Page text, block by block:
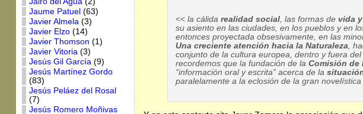
Jaume Patuel (63)
Javier Almela(3)
Javier Elzo(14)
Javier Thomson (1)
Javier Vitoria(3)
Jesús Gil García(9)
Jesús Martínez Gordo
(83)
Jesús Peláez del Rosal
(7)
Jesús Romero Moñivas
<<la cálidarealidad social , las formas devida
su asiento en las ciudades, en los pueblos y en
entonces proyectada obsesivamente, en las
Una creciente atención hacia la Naturaleza ,
conjunto de la cultura europea, dentro y fuera
recordemos que la fundación de laComisión de
“información oral y escrita” acerca de la
paralelamente a la eclosión de la gran